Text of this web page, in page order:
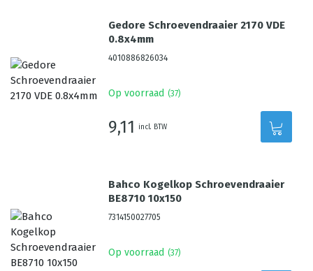
Gedore Schroevendraaier 2170 VDE
0.8x4mm
4010886826034
Op voorraad (37)
9,11 incl. BTW
Bahco Kogelkop Schroevendraaier
BE8710 10x150
7314150027705
Op voorraad (37)